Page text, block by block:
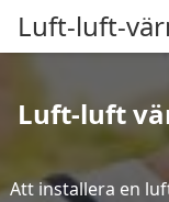
Luft-luft-
Luft-luft
Att installera en